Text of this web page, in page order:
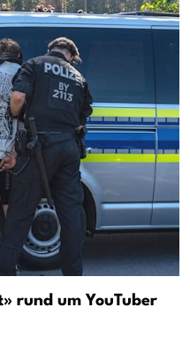
rund um YouTuber